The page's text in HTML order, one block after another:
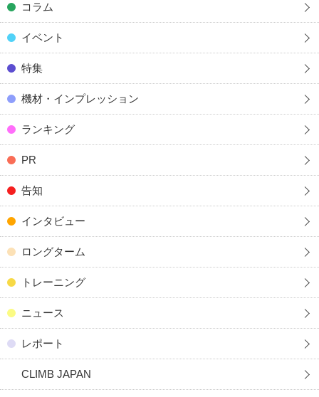
コラム
イベント
特集
機材・インプレッション
ランキング
PR
告知
インタビュー
ロングターム
トレーニング
ニュース
レポート
CLIMB JAPAN